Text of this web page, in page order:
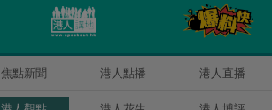
焦點新聞 港人點播 港人直播